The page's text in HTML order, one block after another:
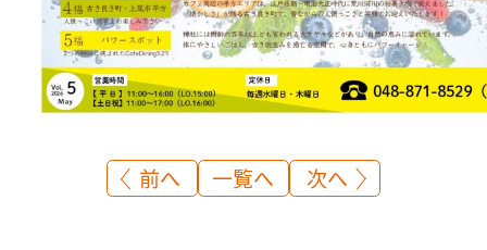
前へ 一覧へ 次へ